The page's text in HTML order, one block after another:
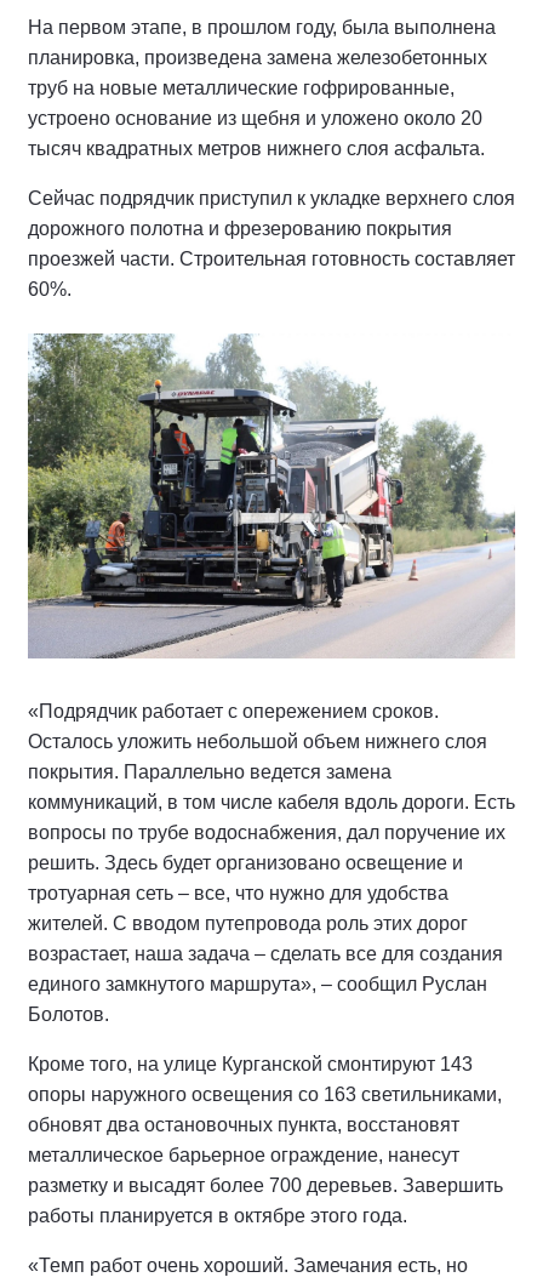
На первом этапе, в прошлом году, была выполнена
планировка, произведена замена железобетонных
труб на новые металлические гофрированные,
устроено основание из щебня и уложено около 20
тысяч квадратных метров нижнего слоя асфальта.
Сейчас подрядчик приступил к укладке верхнего слоя
дорожного полотна и фрезерованию покрытия
проезжей части. Строительная готовность составляет
60%.
«Подрядчик работает с опережением сроков.
Осталось уложить небольшой объем нижнего слоя
покрытия. Параллельно ведется замена
коммуникаций, в том числе кабеля вдоль дороги. Есть
вопросы по трубе водоснабжения, дал поручение их
решить. Здесь будет организовано освещение и
тротуарная сеть – все, что нужно для удобства
жителей. С вводом путепровода роль этих дорог
возрастает, наша задача – сделать все для создания
единого замкнутого маршрута», – сообщил Руслан
Болотов.
Кроме того, на улице Курганской смонтируют 143
опоры наружного освещения со 163 светильниками,
обновят два остановочных пункта, восстановят
металлическое барьерное ограждение, нанесут
разметку и высадят более 700 деревьев. Завершить
работы планируется в октябре этого года.
«Темп работ очень хороший. Замечания есть, но